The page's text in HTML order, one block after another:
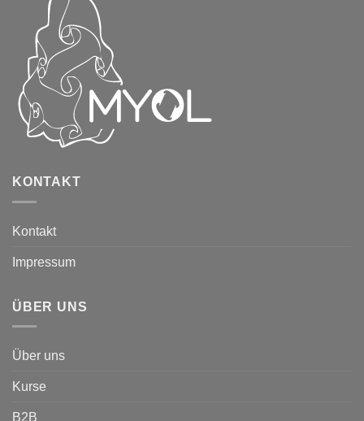
KONTAKT
Kontakt
Impressum
ÜBER UNS
Über uns
Kurse
B2B